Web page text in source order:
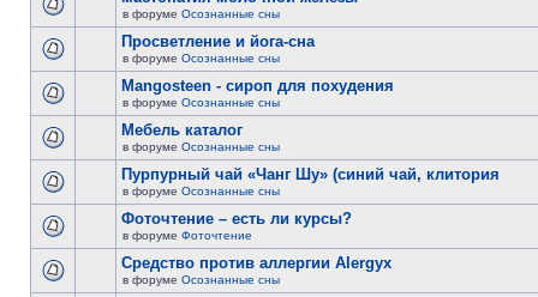
в форуме Осознанные сны
Просветление и йога-сна
в форуме Осознанные сны
Mangosteen - сироп для похудения
в форуме Осознанные сны
Мебель каталог
в форуме Осознанные сны
Пурпурный чай «Чанг Шу» (синий чай, клитория
в форуме Осознанные сны
Фоточтение – есть ли курсы?
в форуме Фоточтение
Cредство против аллергии Alergyx
в форуме Осознанные сны